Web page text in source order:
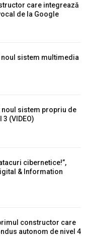
care integrează
de la Google
noul sistem multimedia
noul sistem propriu de
(VIDEO)
cibernetice!”,
& Information
constructor care
autonom de nivel 4